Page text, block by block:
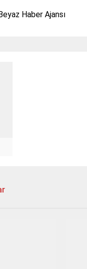
Haber Ajansı